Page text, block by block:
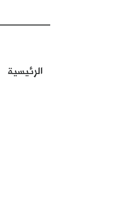
الرئيسية